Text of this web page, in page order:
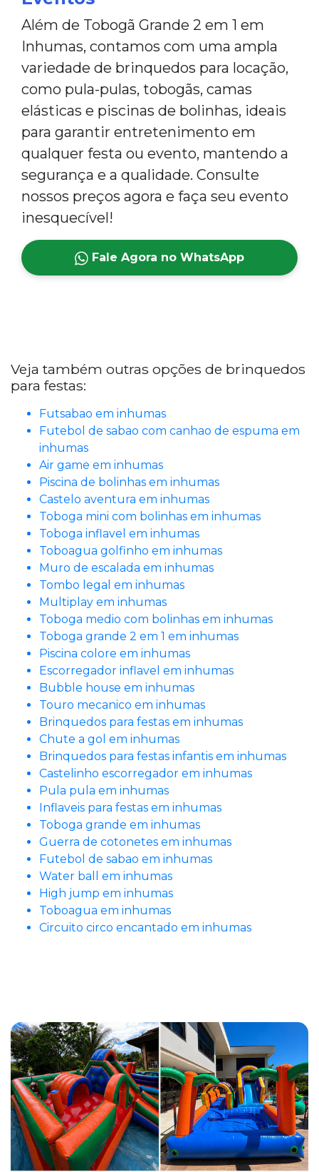
Além de Tobogã Grande 2 em 1 em
Inhumas, contamos com uma ampla
variedade de brinquedos para locação,
como pula-pulas, tobogãs, camas
elásticas e piscinas de bolinhas, ideais
para garantir entretenimento em
qualquer festa ou evento, mantendo a
segurança e a qualidade. Consulte
nossos preços agora e faça seu evento
inesquecível!
Fale Agora no WhatsApp
Veja também outras opções de brinquedos
para festas:
Futsabao em inhumas
Futebol de sabao com canhao de espuma em
inhumas
Air game em inhumas
Piscina de bolinhas em inhumas
Castelo aventura em inhumas
Toboga mini com bolinhas em inhumas
Toboga inflavel em inhumas
Toboagua golfinho em inhumas
Muro de escalada em inhumas
Tombo legal em inhumas
Multiplay em inhumas
Toboga medio com bolinhas em inhumas
Toboga grande 2 em 1 em inhumas
Piscina colore em inhumas
Escorregador inflavel em inhumas
Bubble house em inhumas
Touro mecanico em inhumas
Brinquedos para festas em inhumas
Chute a gol em inhumas
Brinquedos para festas infantis em inhumas
Castelinho escorregador em inhumas
Pula pula em inhumas
Inflaveis para festas em inhumas
Toboga grande em inhumas
Guerra de cotonetes em inhumas
Futebol de sabao em inhumas
Water ball em inhumas
High jump em inhumas
Toboagua em inhumas
Circuito circo encantado em inhumas